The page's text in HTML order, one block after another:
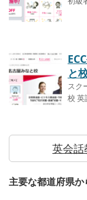
と
スク
校 英
英会話
主要な都道府県